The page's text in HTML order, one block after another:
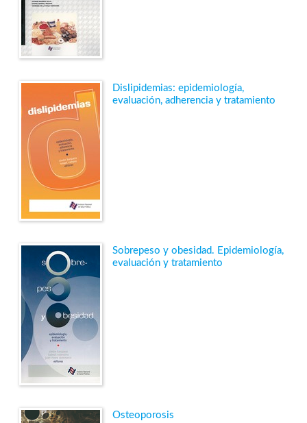
Dislipidemias: epidemiología,
evaluación, adherencia y tratamiento
Sobrepeso y obesidad. Epidemiología,
evaluación y tratamiento
Osteoporosis